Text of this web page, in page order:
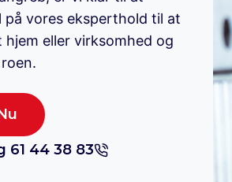
vores eksperthold til at
eller virksomhed og
61 44 38 83